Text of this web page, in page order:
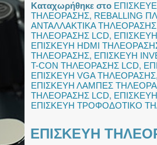
Καταχωρήθηκε στο
ΤΗΛΕΟΡΑΣΗΣ, REBALLING
ΑΝΤΑΛΛΑΚΤΙΚΑ ΤΗΛΕΟΡΑΣΗΣ
ΤΗΛΕΟΡΑΣΗΣ LCD,
ΕΠΙΣΚΕΥΗ HDMI
ΤΗΛΕΟΡΑΣΗΣ, ΕΠΙΣΚΕΥΗ
T-CON ΤΗΛΕΟΡΑΣΗΣ LCD,
ΕΠΙΣΚΕΥΗ VGA ΤΗΛΕΟΡΑΣΗΣ,
ΕΠΙΣΚΕΥΗ ΛΑΜΠΕΣ
ΤΗΛΕΟΡΑΣΗΣ LCD,
ΕΠΙΣΚΕΥΗ ΤΡΟΦΟΔΟΤΙΚΟ
ΕΠΙΣΚΕΥΗ